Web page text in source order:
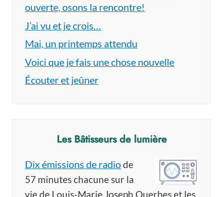
ouverte, osons la rencontre!
J’ai vu et je crois…
Mai, un printemps attendu
Voici que je fais une chose nouvelle
Écouter et jeûner
Les Bâtisseurs de lumière
Dix émissions de radiode
57 minutes chacune sur la
vie de Louis-Marie Joseph Querbes et les